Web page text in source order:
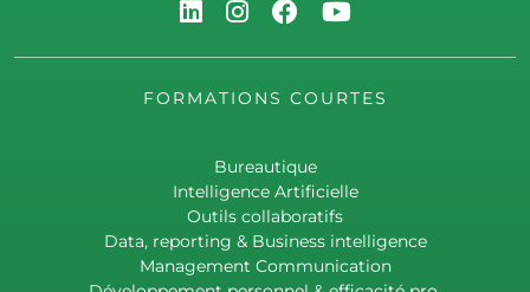
FORMATIONS COURTES
Bureautique
Intelligence Artificielle
Outils collaboratifs
Data, reporting & Business intelligence
Management Communication